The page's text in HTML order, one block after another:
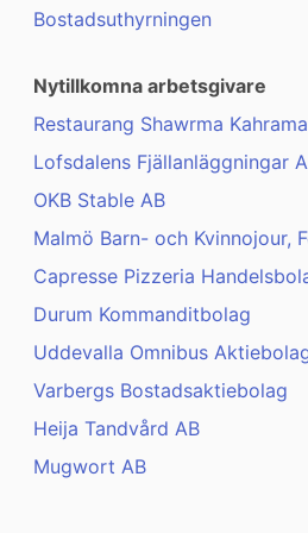
Bostadsuthyrningen
Nytillkomna arbetsgivare
Restaurang Shawrma
Lofsdalens Fjällanläggningar
OKB Stable AB
Malmö Barn- och Kvinnojour,
Capresse Pizzeria
Durum Kommanditbolag
Uddevalla Omnibus
Varbergs Bostadsaktiebolag
Heija Tandvård AB
Mugwort AB